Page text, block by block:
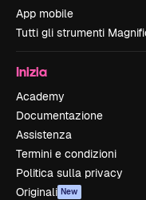
App mobile
Tutti gli strumenti
Inizia
Academy
Documentazione
Assistenza
Termini e condizioni
Politica sulla privacy
Originali New